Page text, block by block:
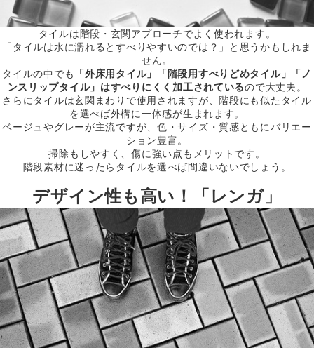
タイルは階段・玄関アプローチでよく使われます。
「タイルは水に濡れるとすべりやすいのでは？」と思うかもしれま
せん。
タイルの中でも
「外床用タイル」「階段用すべりどめタイル」「ノ
ンスリップタイル」はすべりにくく加工されているので大丈夫。
さらにタイルは玄関まわりで使用されますが、階段にも似たタイル
を選べば外構に一体感が生まれます。
ベージュやグレーが主流ですが、色・サイズ・質感ともにバリエー
ション豊富。
掃除もしやすく、傷に強い点もメリットです。
階段素材に迷ったらタイルを選べば間違いないでしょう。
デザイン性も高い！「レンガ」